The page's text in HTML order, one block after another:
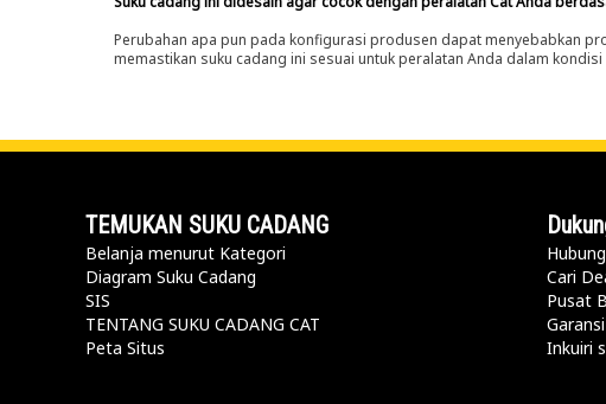
Perubahan apa pun pada konfigurasi produsen dapat menyebabkan
memastikan suku cadang ini sesuai untuk peralatan Anda dalam
TEMUKAN SUKU CADANG
Belanja menurut Kategori
Diagram Suku Cadang
SIS
TENTANG SUKU CADANG CAT
Peta Situs
Cari
Pusat
Inkuiri